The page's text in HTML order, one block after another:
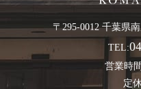
〒295-0012 千葉県
TEL:
営業時
定